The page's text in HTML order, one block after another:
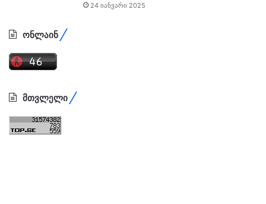
24 იანვარი 2025
ონლაინ
მთვლელი